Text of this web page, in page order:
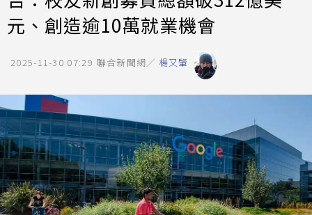
元、創造逾10萬就業機會
2025-11-30 07:29 聯合新聞網／ 楊又肇